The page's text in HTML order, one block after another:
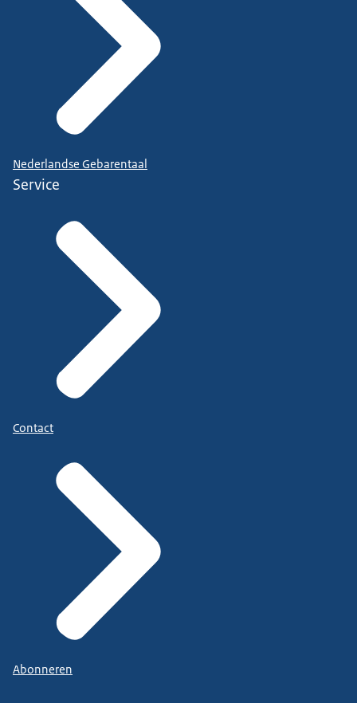
Nederlandse Gebarentaal
Service
Contact
Abonneren